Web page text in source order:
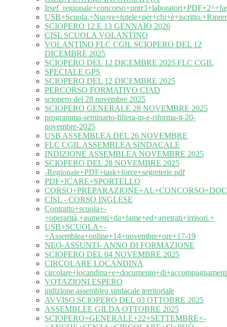
SCIOPERO 12 E 13 GENNAIO 2026
CISL SCUOLA VOLANTINO
VOLANTINO FLC CGIL SCIOPERO DEL 12
DICEMBRE 2025
SCIOPERO DEL 12 DICEMBRE 2025 FLC CGIL
SPECIALE GPS
SCIOPERO DEL 12 DICEMBRE 2025
PERCORSO FORMATIVO CIAD
sciopero del 28 novembre 2025
SCIOPERO GENERALE 28 NOVEMBRE 2025
programma-seminario-filiera-tp-e-riforma-it-20-
novembre-2025
USB ASSEMBLEA DEL 26 NOVEMBRE
FLC CGIL ASSEMBLEA SINDACALE
INDIZIONE ASSEMBLEA NOVEMBRE 2025
SCIOPERO DEL 28 NOVEMBRE 2025
-Regionale+PDF+task+force+segreterie.pdf
PDF+ICARE+SPORTELLO
CISL - CORSO INGLESE
Contratto+scuola+-
+operarità,+aumenti+da+fame+ed+arretrati+irrisori.+
USB+SCUOLA+-
+Assemblea+online+14+novembre+ore+17-19
NEO-ASSUNTI- ANNO DI FORMAZIONE
SCIOPERO DEL 04 NOVEMBRE 2025
CIRCOLARE LOCANDINA
VOTAZIONI ESPERO
indizione assemblea sindacale territoriale
AVVISO SCIOPERO DEL 03 OTTOBRE 2025
ASSEMBLEE GILDA OTTOBRE 2025
SCIOPERO+GENERALE+22+SETTEMBRE+-